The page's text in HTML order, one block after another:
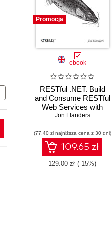
Promocja
ebook
RESTful .NET. Build
and Consume RESTful
Web Services with
.NET 3.5
Jon Flanders
(77,40 zł najniższa cena z 30 dni)
109.65 zł
129.00 zł (-15%)